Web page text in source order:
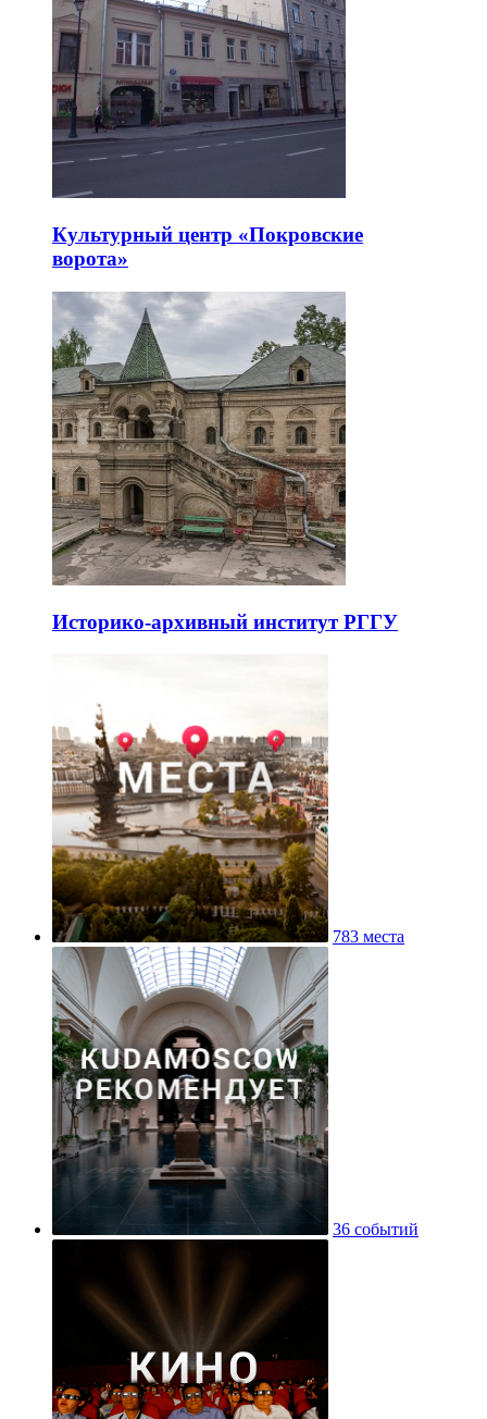
Культурный центр «Покровские
ворота»
Историко-архивный институт РГГУ
783 места
36 событий